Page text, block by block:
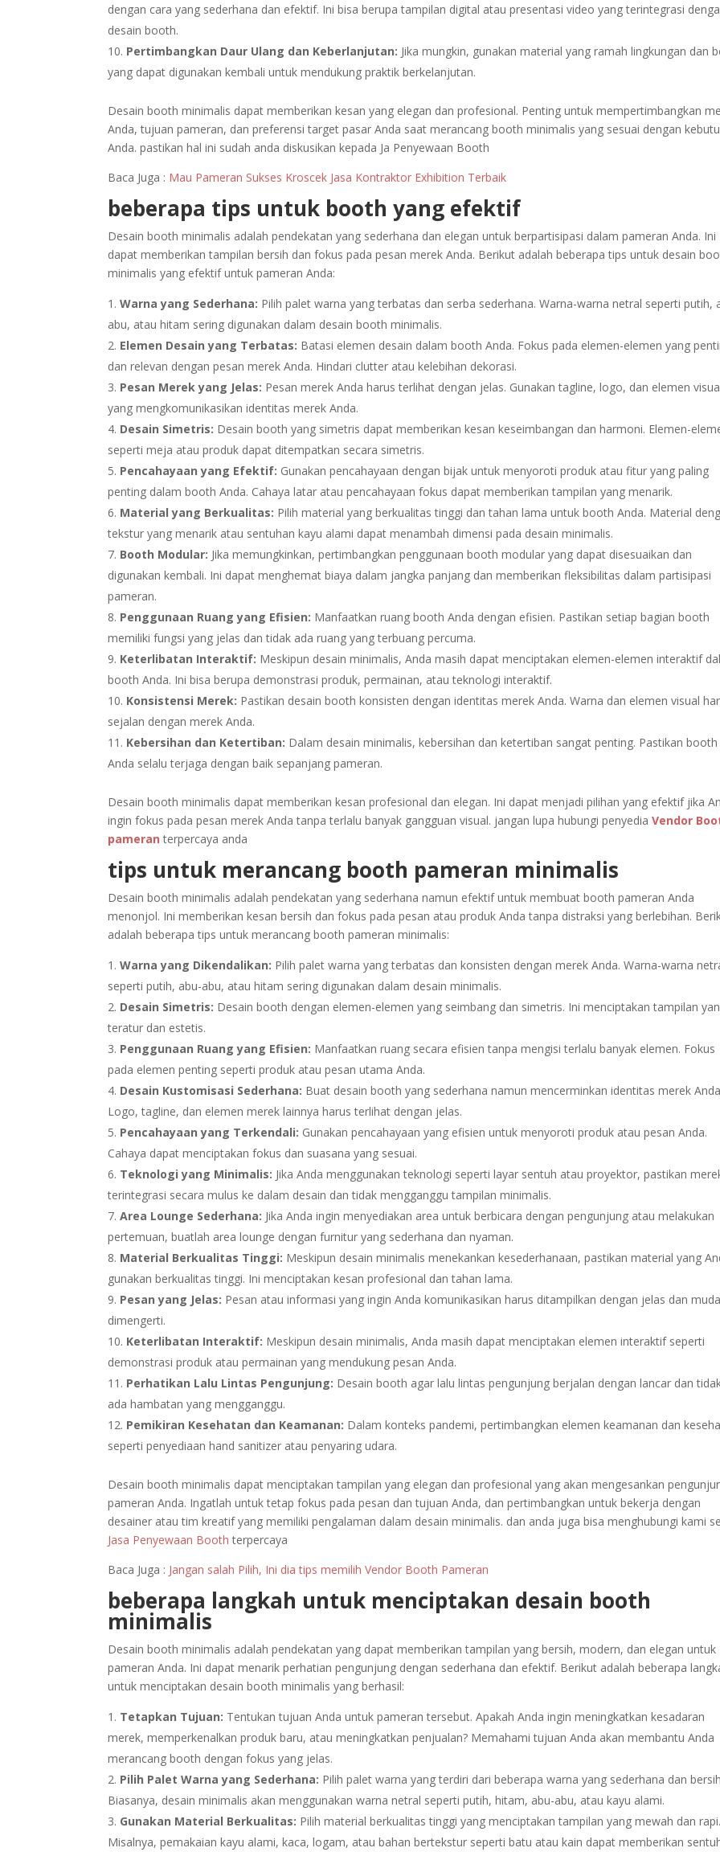
dengan cara yang sederhana dan efektif. Ini bisa berupa tampilan digital atau presentasi video yang terintegrasi
desain booth.
Pertimbangkan Daur Ulang dan Keberlanjutan: Jika mungkin, gunakan material yang ramah lingkungan dan
yang dapat digunakan kembali untuk mendukung praktik berkelanjutan.
Desain booth minimalis dapat memberikan kesan yang elegan dan profesional. Penting untuk mempertimbangkan
Anda, tujuan pameran, dan preferensi target pasar Anda saat merancang booth minimalis yang sesuai dengan
Anda. pastikan hal ini sudah anda diskusikan kepada Ja Penyewaan Booth
Baca Juga : Mau Pameran Sukses Kroscek Jasa Kontraktor Exhibition Terbaik
beberapa tips untuk booth yang efektif
Desain booth minimalis adalah pendekatan yang sederhana dan elegan untuk berpartisipasi dalam pameran Anda. Ini
dapat memberikan tampilan bersih dan fokus pada pesan merek Anda. Berikut adalah beberapa tips untuk desain
minimalis yang efektif untuk pameran Anda:
Warna yang Sederhana: Pilih palet warna yang terbatas dan serba sederhana. Warna-warna netral seperti putih,
abu, atau hitam sering digunakan dalam desain booth minimalis.
Elemen Desain yang Terbatas: Batasi elemen desain dalam booth Anda. Fokus pada elemen-elemen yang
dan relevan dengan pesan merek Anda. Hindari clutter atau kelebihan dekorasi.
Pesan Merek yang Jelas: Pesan merek Anda harus terlihat dengan jelas. Gunakan tagline, logo, dan elemen
yang mengkomunikasikan identitas merek Anda.
Desain Simetris: Desain booth yang simetris dapat memberikan kesan keseimbangan dan harmoni. Elemen-
seperti meja atau produk dapat ditempatkan secara simetris.
Pencahayaan yang Efektif: Gunakan pencahayaan dengan bijak untuk menyoroti produk atau fitur yang paling
penting dalam booth Anda. Cahaya latar atau pencahayaan fokus dapat memberikan tampilan yang menarik.
Material yang Berkualitas: Pilih material yang berkualitas tinggi dan tahan lama untuk booth Anda. Material
tekstur yang menarik atau sentuhan kayu alami dapat menambah dimensi pada desain minimalis.
Booth Modular: Jika memungkinkan, pertimbangkan penggunaan booth modular yang dapat disesuaikan dan
digunakan kembali. Ini dapat menghemat biaya dalam jangka panjang dan memberikan fleksibilitas dalam partisipasi
pameran.
Penggunaan Ruang yang Efisien: Manfaatkan ruang booth Anda dengan efisien. Pastikan setiap bagian booth
memiliki fungsi yang jelas dan tidak ada ruang yang terbuang percuma.
Keterlibatan Interaktif: Meskipun desain minimalis, Anda masih dapat menciptakan elemen-elemen interaktif
booth Anda. Ini bisa berupa demonstrasi produk, permainan, atau teknologi interaktif.
Konsistensi Merek: Pastikan desain booth konsisten dengan identitas merek Anda. Warna dan elemen visual
sejalan dengan merek Anda.
Kebersihan dan Ketertiban: Dalam desain minimalis, kebersihan dan ketertiban sangat penting. Pastikan booth
Anda selalu terjaga dengan baik sepanjang pameran.
Desain booth minimalis dapat memberikan kesan profesional dan elegan. Ini dapat menjadi pilihan yang efektif jika
ingin fokus pada pesan merek Anda tanpa terlalu banyak gangguan visual. jangan lupa hubungi penyediaVendor
pameran terpercaya anda
tips untuk merancang booth pameran minimalis
Desain booth minimalis adalah pendekatan yang sederhana namun efektif untuk membuat booth pameran Anda
menonjol. Ini memberikan kesan bersih dan fokus pada pesan atau produk Anda tanpa distraksi yang berlebihan.
adalah beberapa tips untuk merancang booth pameran minimalis:
Warna yang Dikendalikan: Pilih palet warna yang terbatas dan konsisten dengan merek Anda. Warna-warna
seperti putih, abu-abu, atau hitam sering digunakan dalam desain minimalis.
Desain Simetris: Desain booth dengan elemen-elemen yang seimbang dan simetris. Ini menciptakan tampilan
teratur dan estetis.
Penggunaan Ruang yang Efisien: Manfaatkan ruang secara efisien tanpa mengisi terlalu banyak elemen. Fokus
pada elemen penting seperti produk atau pesan utama Anda.
Desain Kustomisasi Sederhana: Buat desain booth yang sederhana namun mencerminkan identitas merek
Logo, tagline, dan elemen merek lainnya harus terlihat dengan jelas.
Pencahayaan yang Terkendali: Gunakan pencahayaan yang efisien untuk menyoroti produk atau pesan Anda.
Cahaya dapat menciptakan fokus dan suasana yang sesuai.
Teknologi yang Minimalis: Jika Anda menggunakan teknologi seperti layar sentuh atau proyektor, pastikan
terintegrasi secara mulus ke dalam desain dan tidak mengganggu tampilan minimalis.
Area Lounge Sederhana: Jika Anda ingin menyediakan area untuk berbicara dengan pengunjung atau melakukan
pertemuan, buatlah area lounge dengan furnitur yang sederhana dan nyaman.
Material Berkualitas Tinggi: Meskipun desain minimalis menekankan kesederhanaan, pastikan material yang
gunakan berkualitas tinggi. Ini menciptakan kesan profesional dan tahan lama.
Pesan yang Jelas: Pesan atau informasi yang ingin Anda komunikasikan harus ditampilkan dengan jelas dan
dimengerti.
Keterlibatan Interaktif: Meskipun desain minimalis, Anda masih dapat menciptakan elemen interaktif seperti
demonstrasi produk atau permainan yang mendukung pesan Anda.
Perhatikan Lalu Lintas Pengunjung: Desain booth agar lalu lintas pengunjung berjalan dengan lancar dan
ada hambatan yang mengganggu.
Pemikiran Kesehatan dan Keamanan: Dalam konteks pandemi, pertimbangkan elemen keamanan dan
seperti penyediaan hand sanitizer atau penyaring udara.
Desain booth minimalis dapat menciptakan tampilan yang elegan dan profesional yang akan mengesankan
pameran Anda. Ingatlah untuk tetap fokus pada pesan dan tujuan Anda, dan pertimbangkan untuk bekerja dengan
desainer atau tim kreatif yang memiliki pengalaman dalam desain minimalis. dan anda juga bisa menghubungi kami
Jasa Penyewaan Booth terpercaya
Baca Juga : Jangan salah Pilih, Ini dia tips memilih Vendor Booth Pameran
beberapa langkah untuk menciptakan desain booth
minimalis
Desain booth minimalis adalah pendekatan yang dapat memberikan tampilan yang bersih, modern, dan elegan untuk
pameran Anda. Ini dapat menarik perhatian pengunjung dengan sederhana dan efektif. Berikut adalah beberapa
untuk menciptakan desain booth minimalis yang berhasil:
Tetapkan Tujuan: Tentukan tujuan Anda untuk pameran tersebut. Apakah Anda ingin meningkatkan kesadaran
merek, memperkenalkan produk baru, atau meningkatkan penjualan? Memahami tujuan Anda akan membantu Anda
merancang booth dengan fokus yang jelas.
Pilih Palet Warna yang Sederhana: Pilih palet warna yang terdiri dari beberapa warna yang sederhana dan
Biasanya, desain minimalis akan menggunakan warna netral seperti putih, hitam, abu-abu, atau kayu alami.
Gunakan Material Berkualitas: Pilih material berkualitas tinggi yang menciptakan tampilan yang mewah dan rapi.
Misalnya, pemakaian kayu alami, kaca, logam, atau bahan bertekstur seperti batu atau kain dapat memberikan